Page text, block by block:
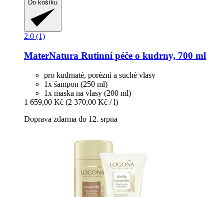
Do košíku
2.0 (1)
MaterNatura Rutinní péče o kudrny, 700 ml
pro kudrnaté, porézní a suché vlasy
1x šampon (250 ml)
1x maska na vlasy (200 ml)
1 659,00 Kč (2 370,00 Kč / l)
Doprava zdarma do 12. srpna